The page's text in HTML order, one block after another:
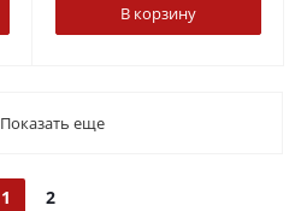
В корзину
Показать еще
1 2